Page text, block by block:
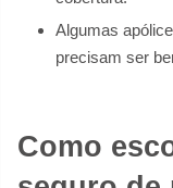
Algumas
precisam ser
Como